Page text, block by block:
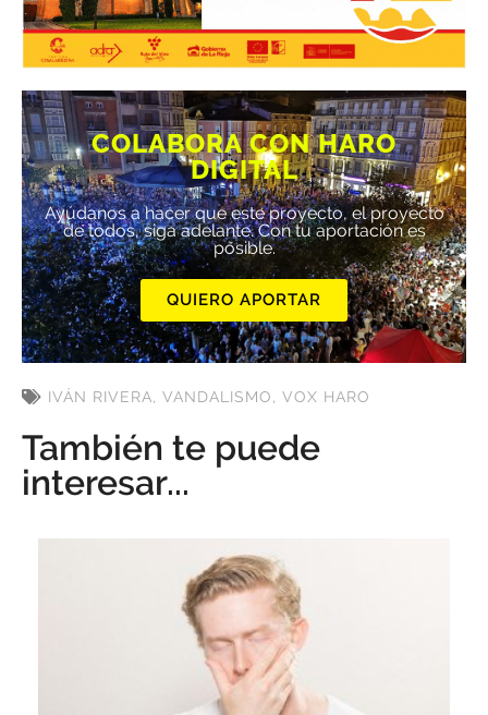
COLABORA CON HARO
DIGITAL
Ayúdanos a hacer que este proyecto, el proyecto
de todos, siga adelante. Con tu aportación es
posible.
QUIERO APORTAR
IVÁN RIVERA, VANDALISMO, VOX HARO
También te puede
interesar...